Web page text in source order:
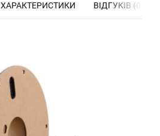
ХАРАКТЕРИСТИКИ ВІДГУКІВ (0)